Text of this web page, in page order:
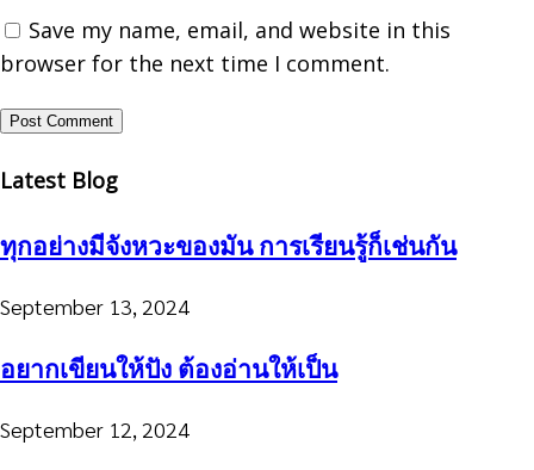
Save my name, email, and website in this
browser for the next time I comment.
Latest Blog
ทุกอย่างมีจังหวะของมัน การเรียนรู้ก็เช่นกัน
September 13, 2024
อยากเขียนให้ปัง ต้องอ่านให้เป็น
September 12, 2024